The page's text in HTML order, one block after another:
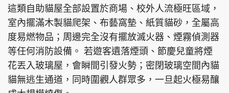
這類自助貓屋全部設置於商場、校外人流極旺區域，
室內擺滿木製貓爬架、布藝窩墊、紙質貓砂，全屬高
度易燃物品；周邊完全沒有擺放滅火器、煙霧偵測器
等任何消防設備。 若遊客遺落煙頭、節慶兒童將煙
花丟入玻璃屋，會瞬間引發火勢；密閉玻璃空間內貓
貓無逃生通道，同時圍觀人群眾多，一旦起火極易釀